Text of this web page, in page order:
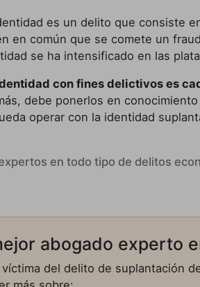
es un delito que consiste
en común que se comete un
se ha intensificado en las
con fines delictivos es
debe ponerlos en
operar con la identidad
en todo tipo de delitos
abogado experto
del delito de suplantación